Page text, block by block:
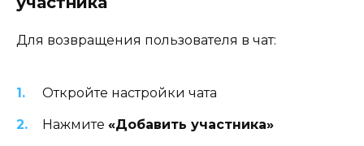
Для возвращения пользователя в чат:
Откройте настройки чата
Нажмите «Добавить участника»